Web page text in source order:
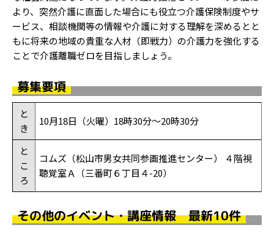
より、突然介護に直面した場合にも役立つ介護保険制度やサ
ービス、相談機関等の情報や介護に対する理解を深めるとと
もに将来の地域の貴重な人材（即戦力）の介護力を強化する
ことで介護離職ゼロを目指しましょう。
募集要項
と
き
10月18日（火曜）18時30分～20時30分
と
こ
ろ
コムズ（松山市男女共同参画推進センター） ４階視
聴覚室Ａ（三番町６丁目４-20）
その他のイベント・講座情報 最新10件